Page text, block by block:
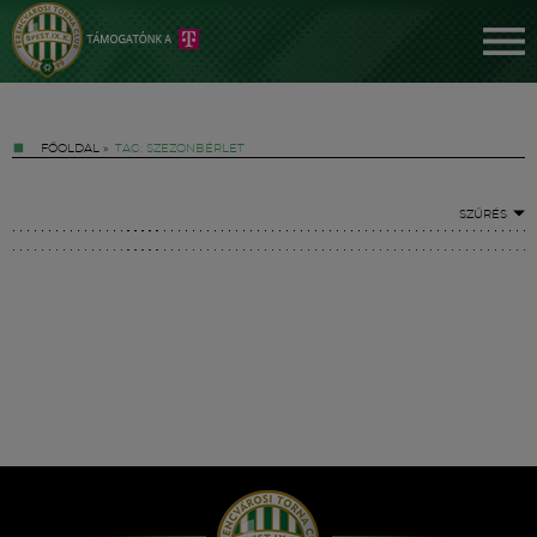
FŐOLDAL » TAG: SZEZONBÉRLET
SZŰRÉS
Hírek